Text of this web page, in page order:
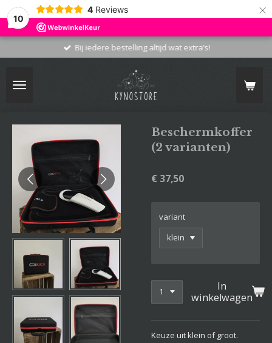
10
4 Reviews ×
Bij iedere bestelling altijd wat extra’s!
Beschermkoffer
(2 varianten)
€ 37,50
variant
In
winkelwagen
Keuze uit klein of groot.